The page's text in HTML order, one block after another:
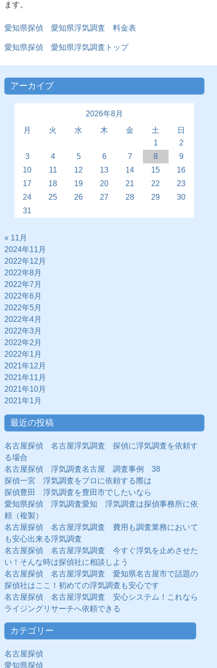
ます。
愛知県探偵 愛知県浮気調査 料金表
愛知県探偵愛知県浮気調査トップ
アーカイブ
2026年8月
月
火 水 木 金 土
日
1
2
3
4 5 6 7 8
9
10
11 12 13 14 15
16
17
18 19 20 21 22
23
24
25 26 27 28 29
30
31
« 11月
2024年11月
2022年12月
2022年8月
2022年7月
2022年6月
2022年5月
2022年4月
2022年3月
2022年2月
2022年1月
2021年12月
2021年11月
2021年10月
2021年1月
最近の投稿
名古屋探偵 名古屋浮気調査 探偵に浮気調査を依頼す
る場合
名古屋探偵 浮気調査名古屋 調査事例 38
探偵一宮 浮気調査をプロに依頼する際は
探偵豊田 浮気調査を豊田市でしたいなら
愛知県探偵 浮気調査愛知 浮気調査は探偵事務所に依
頼（複製）
名古屋探偵 名古屋浮気調査 費用も調査業務において
も安心出来る浮気調査
名古屋探偵 名古屋浮気調査 今すぐ浮気を止めさせた
い！そんな時は探偵社に相談しよう
名古屋探偵 名古屋浮気調査 愛知県名古屋市で話題の
探偵社はここ！初めての浮気調査も安心です
名古屋探偵 名古屋浮気調査 安心システム！これなら
ライジングリサーチへ依頼できる
カテゴリー
名古屋探偵
愛知県探偵